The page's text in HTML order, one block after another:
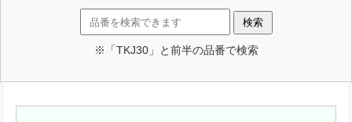
※「TKJ30」と前半の品番で検索